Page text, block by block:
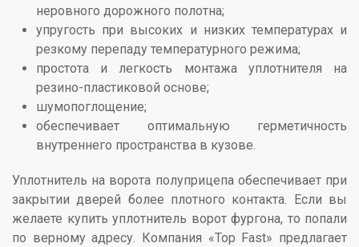
неровного дорожного полотна;
упругость при высоких и низких температурах и
резкому перепаду температурного режима;
простота и легкость монтажа уплотнителя на
резино-пластиковой основе;
шумопоглощение;
обеспечивает оптимальную герметичность
внутреннего пространства в кузове.
Уплотнитель на ворота полуприцепа обеспечивает при
закрытии дверей более плотного контакта. Если вы
желаете купить уплотнитель ворот фургона, то попали
по верному адресу. Компания «Top Fast» предлагает